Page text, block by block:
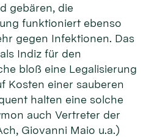
gebären, die
funktioniert ebenso
gegen Infektionen. Das
Indiz für den
bloß eine Legalisierung
Kosten einer sauberen
halten eine solche
auch Vertreter der
Giovanni Maio u.a.)